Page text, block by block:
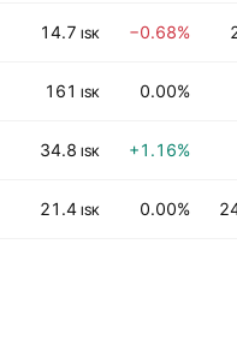
14.7 ISK −0.68%
161 ISK 0.00%
34.8 ISK +1.16%
21.4 ISK 0.00%